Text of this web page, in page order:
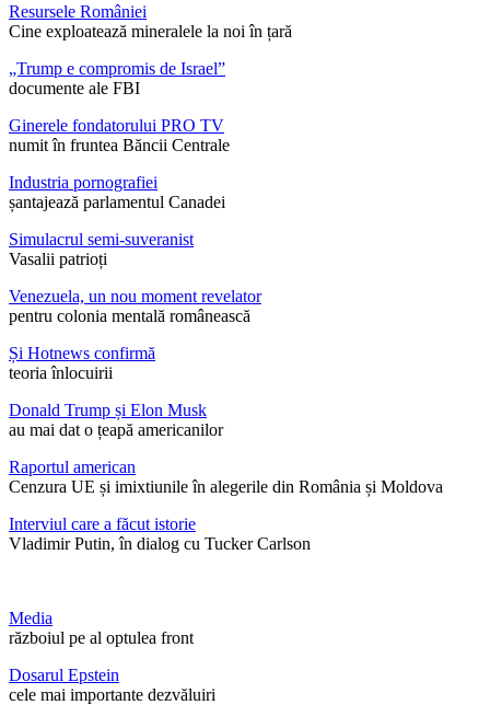
Resursele României
Cine exploatează mineralele la noi în țară
„Trump e compromis de Israel”
documente ale FBI
Ginerele fondatorului PRO TV
numit în fruntea Băncii Centrale
Industria pornografiei
șantajează parlamentul Canadei
Simulacrul semi-suveranist
Vasalii patrioți
Venezuela, un nou moment revelator
pentru colonia mentală românească
Și Hotnews confirmă
teoria înlocuirii
Donald Trump și Elon Musk
au mai dat o țeapă americanilor
Raportul american
Cenzura UE și imixtiunile în alegerile din România și Moldova
Interviul care a făcut istorie
Vladimir Putin, în dialog cu Tucker Carlson
Media
războiul pe al optulea front
Dosarul Epstein
cele mai importante dezvăluiri